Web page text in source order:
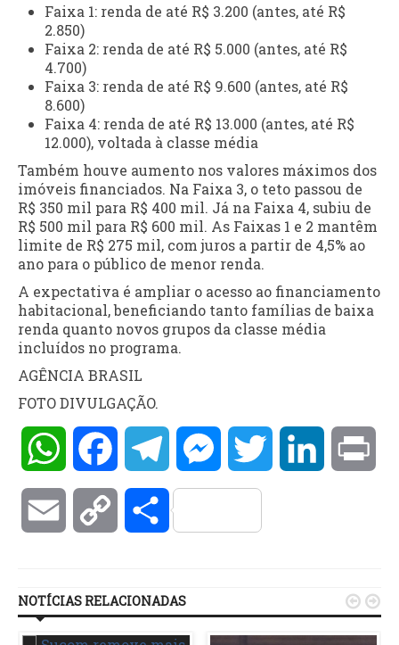
Faixa 1: renda de até R$ 3.200 (antes, até R$
2.850)
Faixa 2: renda de até R$ 5.000 (antes, até R$
4.700)
Faixa 3: renda de até R$ 9.600 (antes, até R$
8.600)
Faixa 4: renda de até R$ 13.000 (antes, até R$
12.000), voltada à classe média
Também houve aumento nos valores máximos dos
imóveis financiados. Na Faixa 3, o teto passou de
R$ 350 mil para R$ 400 mil. Já na Faixa 4, subiu de
R$ 500 mil para R$ 600 mil. As Faixas 1 e 2 mantêm
limite de R$ 275 mil, com juros a partir de 4,5% ao
ano para o público de menor renda.
A expectativa é ampliar o acesso ao financiamento
habitacional, beneficiando tanto famílias de baixa
renda quanto novos grupos da classe média
incluídos no programa.
AGÊNCIA BRASIL
FOTO DIVULGAÇÃO.
WhatsAppFacebookTelegramMessengerTwitter LinkedIn
Email Copy Compartilhar
NOTÍCIAS RELACIONADAS  